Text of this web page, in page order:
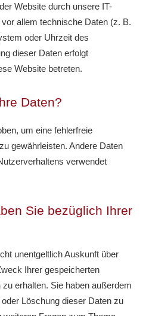
Website durch unsere IT-
allem technische Daten (z. B.
oder Uhrzeit des
dieser Daten erfolgt
Website betreten.
Daten?
um eine fehlerfreie
gewährleisten. Andere Daten
verwendet
Sie bezüglich Ihrer
unentgeltlich Auskunft über
Ihrer gespeicherten
erhalten. Sie haben außerdem
Löschung dieser Daten zu